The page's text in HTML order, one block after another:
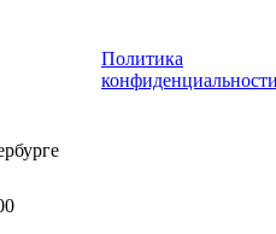
цифровых постеров
Политика